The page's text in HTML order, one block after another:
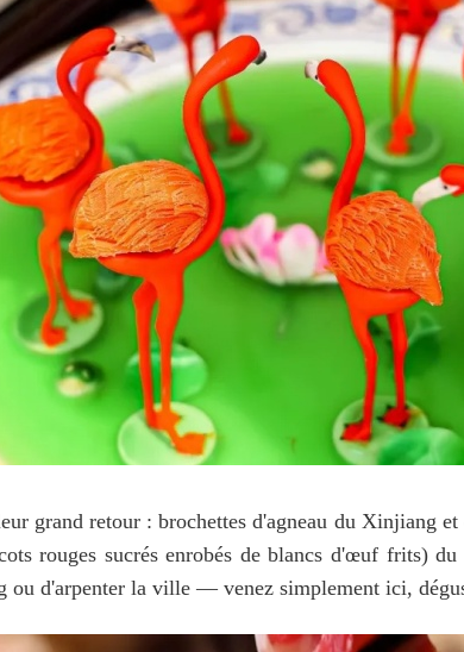
grand retour : brochettes d'agneau du Xinjiang
rouges sucrés enrobés de blancs d'œuf frits)
ou d'arpenter la ville — venez simplement ici,